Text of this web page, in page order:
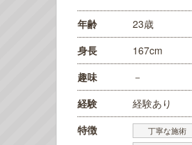
年齢
23歳
身長
167cm
趣味
－
経験
経験あり
特徴
丁寧な施術